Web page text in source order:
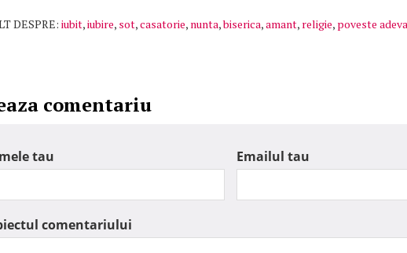
DESPRE: iubit,iubire, sot,casatorie, nunta,biserica,amant, religie, poveste
comentariu
tau Emailul tau
comentariului